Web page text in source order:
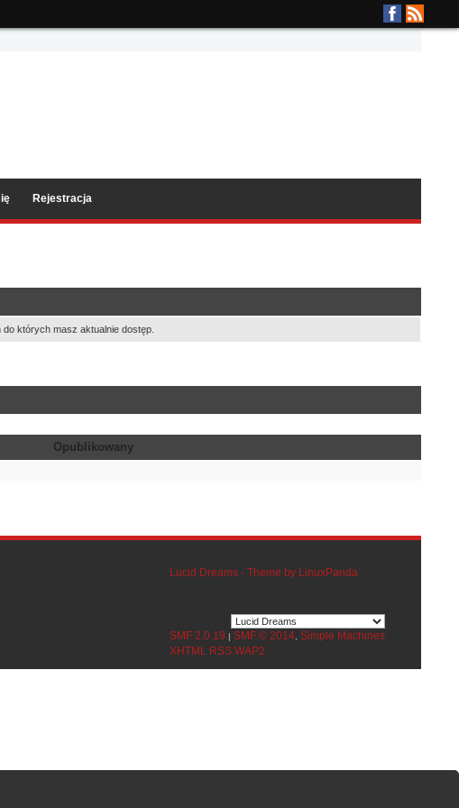
Rejestracja
których masz aktualnie dostęp.
Opublikowany
Lucid Dreams - Theme by LinuxPanda
SMF 2.0.19 | SMF © 2014, Simple Machines
XHTML RSS WAP2